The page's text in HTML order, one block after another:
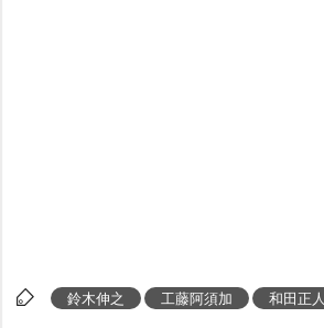
鈴木伸之 工藤阿須加 和田正人